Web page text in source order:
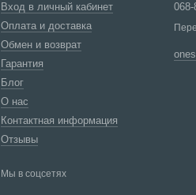
Вход в личный кабинет
Оплата и доставка
Обмен и возврат
Гарантия
Блог
О нас
Контактная информация
Отзывы
Мы в соцсетях
068-